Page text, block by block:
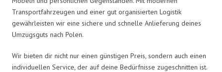
Transportfahrzeugen und einer gut organisierten Logistik
gewährleisten wir eine sichere und schnelle Anlieferung deines
Umzugsguts nach Polen.
Wir bieten dir nicht nur einen günstigen Preis, sondern auch einen
individuellen Service, der auf deine Bedürfnisse zugeschnitten ist.